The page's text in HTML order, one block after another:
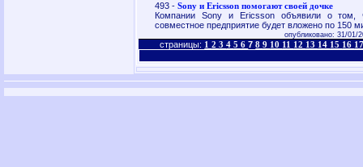
493 -Sony и Ericsson помогают своей дочке
Компании Sony и Ericsson объявили о
совместное предприятие будет вложено по 150
опубликовано: 31/01/
страницы: 1234567 89 10 11 12 13 14 15 16